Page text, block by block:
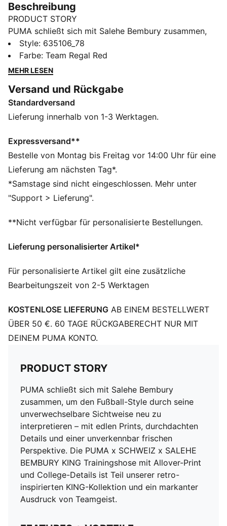
Beschreibung
PRODUCT STORY
PUMA schließt sich mit Salehe Bembury zusammen,
um den Fußball-Style durch seine unverwechselbare
Sichtweise neu zu interpretieren – mit edlen Prints,
durchdachten Details und einer unverkennbar frischen
BEMBURY KING Trainingshose mit Allover-Print und
College-Details ist Teil unserer retro-inspirierten KING-
Kollektion und ein markanter Ausdruck von Teamgeist.
Aus 100 % recyceltem Material, Besatz und Deko sind
ausgenommen.
DETAILS
Passform: Relaxed
Hauptmaterial: Gewebt
Verstellbarer Bund mit Kordelzug innen
Gesticktes PUMA KING Logo
Bundhöhe: Mittel
Saum mit verstellbarem Bungee-Zugband
Taschen: Seitentaschen und Gesäßtasche mit
Style: 635106_78
Farbe: Team Regal Red
MEHR LESEN
Versand und Rückgabe
Standardversand
Lieferung innerhalb von 1-3 Werktagen.
Expressversand**
Bestelle von Montag bis Freitag vor 14:00 Uhr für eine
Lieferung am nächsten Tag*.
*Samstage sind nicht eingeschlossen. Mehr unter
"Support > Lieferung".
**Nicht verfügbar für personalisierte Bestellungen.
Lieferung personalisierter Artikel*
Für personalisierte Artikel gilt eine zusätzliche
Bearbeitungszeit von 2-5 Werktagen
KOSTENLOSE LIEFERUNG AB EINEM BESTELLWERT
ÜBER 50 €. 60 TAGE RÜCKGABERECHT NUR MIT
DEINEM PUMA KONTO.
PRODUCT STORY
PUMA schließt sich mit Salehe Bembury
zusammen, um den Fußball-Style durch seine
unverwechselbare Sichtweise neu zu
interpretieren – mit edlen Prints, durchdachten
Details und einer unverkennbar frischen
Perspektive. Die PUMA x SCHWEIZ x SALEHE
BEMBURY KING Trainingshose mit Allover-Print
und College-Details ist Teil unserer retro-
inspirierten KING-Kollektion und ein markanter
Ausdruck von Teamgeist.